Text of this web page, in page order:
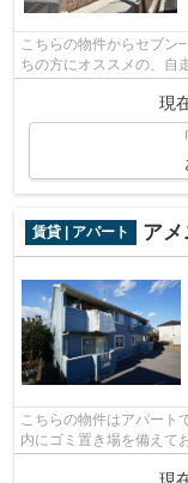
こちらの物件からセブン
ちの方にオススメの、自
使う人にぜひご検討いた
現
賃貸 | アパート ア
こちらの物件はアパート
内にゴミ置き場を備えて